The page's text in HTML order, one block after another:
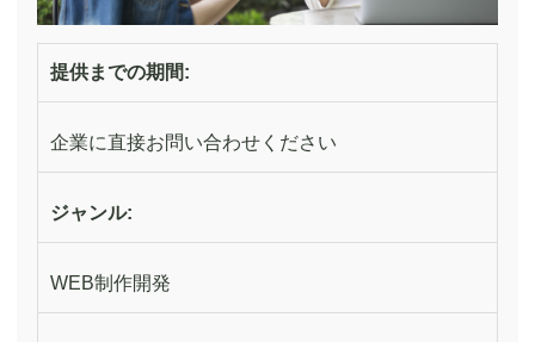
提供までの期間:
企業に直接お問い合わせください
ジャンル:
WEB制作開発